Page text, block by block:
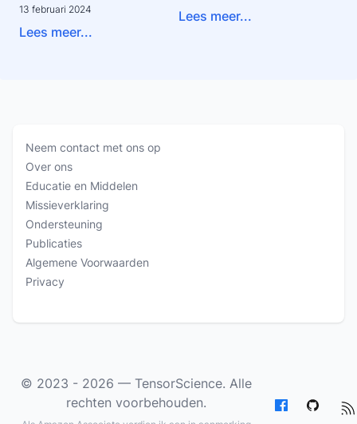
13 februari 2024
Lees meer...
Lees meer...
Neem contact met ons op
Over ons
Educatie en Middelen
Missieverklaring
Ondersteuning
Publicaties
Algemene Voorwaarden
Privacy
© 2023 - 2026 — TensorScience. Alle
rechten voorbehouden.